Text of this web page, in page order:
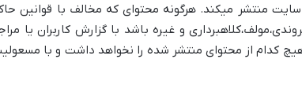
منتشر میکند. هرگونه محتوای که مخالف با قوانین
و غیره باشد با گزارش کاربران یا
کدام از محتوای منتشر شده را نخواهد داشت و با